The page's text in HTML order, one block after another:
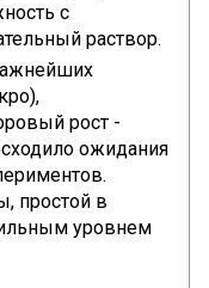
с
раствор.
рост -
ожидания
простой в
уровнем